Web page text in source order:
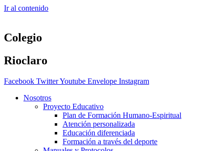
Ir al contenido
Colegio
Rioclaro
Facebook TwitterYoutube Envelope Instagram
Nosotros
Proyecto Educativo
Plan de Formación Humano-Espiritual
Atención personalizada
Educación diferenciada
Formación a través del deporte